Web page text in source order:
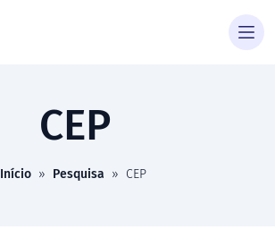
CEP
Início » Pesquisa » CEP